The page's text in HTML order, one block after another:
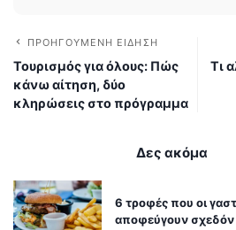
ΠΡΟΗΓΟΎΜΕΝΗ ΕΊΔΗΣΗ
Τουρισμός για όλους: Πώς
κάνω αίτηση, δύο
κληρώσεις στο πρόγραμμα
Τι
Δες ακόμα
6 τροφές που οι
αποφεύγουν